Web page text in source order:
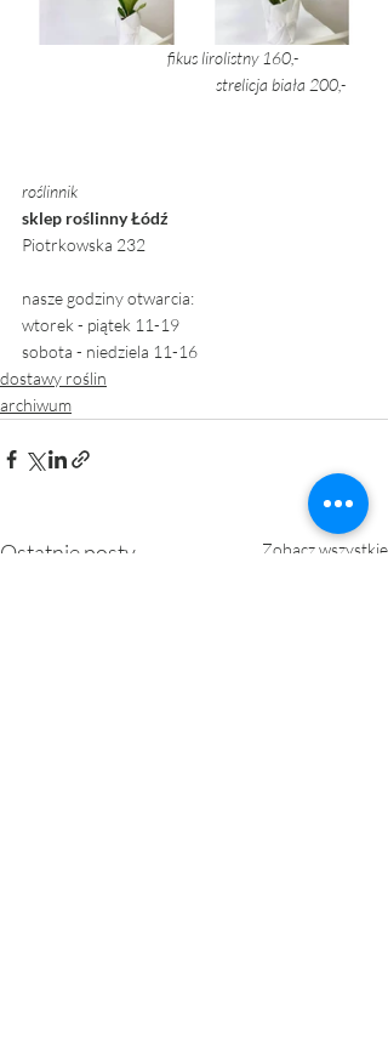
fikus lirolistny 160,-
		strelicja biała 200,-
roślinnik
sklep roślinny Łódź
Piotrkowska 232
nasze godziny otwarcia:
wtorek - piątek 11-19
sobota - niedziela 11-16
dostawy roślin
archiwum
Ostatnie posty Zobacz wszystkie